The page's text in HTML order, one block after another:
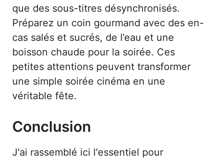
que des sous-titres désynchronisés.
Préparez un coin gourmand avec des en-
cas salés et sucrés, de l’eau et une
boisson chaude pour la soirée. Ces
petites attentions peuvent transformer
une simple soirée cinéma en une
véritable fête.
Conclusion
J'ai rassemblé ici l'essentiel pour